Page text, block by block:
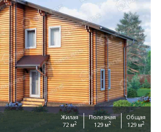
Жилая
72 м2
Полезная
129 м2
Общая
129 м2